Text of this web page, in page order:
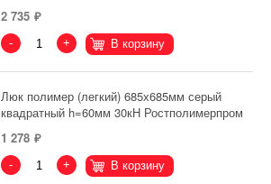
2 735
- + В корзину
Люк полимер (легкий) 685х685мм серый
квадратный h=60мм 30кН Ростполимерпром
1 278
- + В корзину